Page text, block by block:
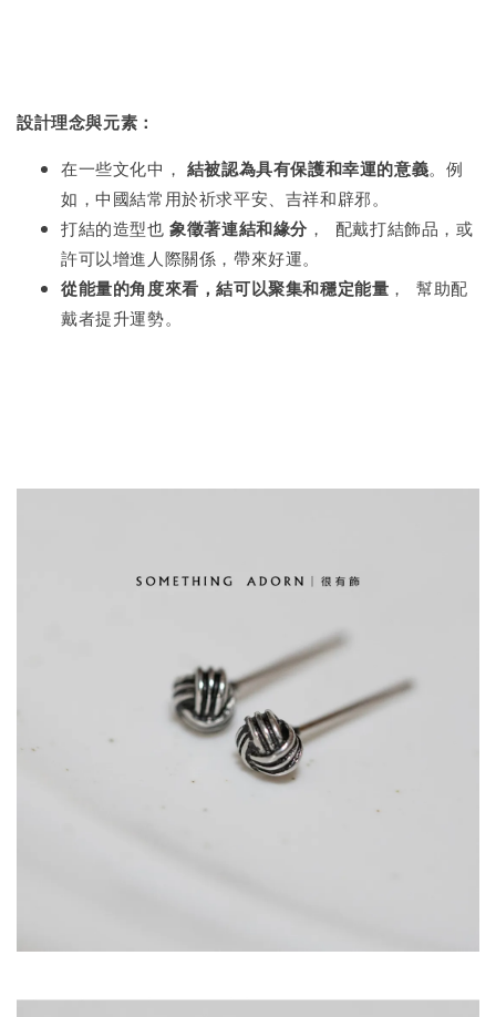
設計理念與元素：
在一些文化中， 結被認為具有保護和幸運的意義。例
如，中國結常用於祈求平安、吉祥和辟邪。
打結的造型也象徵著連結和緣分 ， 配戴打結飾品，或
許可以增進人際關係，帶來好運。
從能量的角度來看，結可以聚集和穩定能量 ， 幫助配
戴者提升運勢。